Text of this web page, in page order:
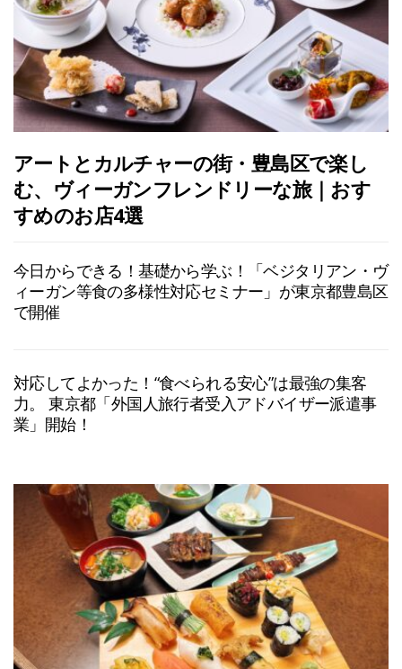
アートとカルチャーの街・豊島区で楽し
む、ヴィーガンフレンドリーな旅｜おす
すめのお店4選
今日からできる！基礎から学ぶ！「ベジタリアン・ヴ
ィーガン等食の多様性対応セミナー」が東京都豊島区
で開催
対応してよかった！“食べられる安心”は最強の集客
力。 東京都「外国人旅行者受入アドバイザー派遣事
業」開始！